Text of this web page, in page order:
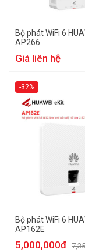
Bộ phát WiFi 6
AP266
Giá liên hệ
-32%
Bộ phát WiFi 6
AP162E
5,000,000đ